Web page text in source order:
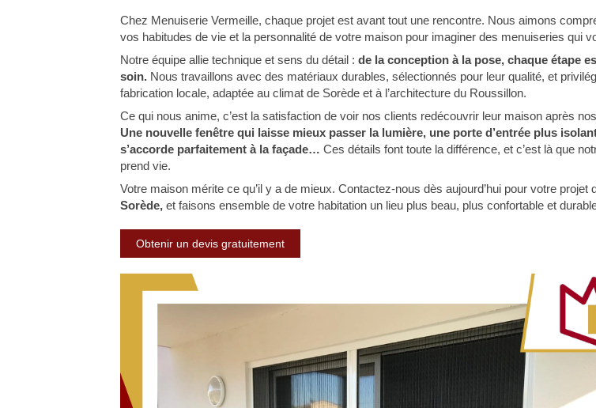
Chez Menuiserie Vermeille, chaque projet est avant tout une rencontre. Nous aimons
vos habitudes de vie et la personnalité de votre maison pour imaginer des menuiseries qui
Notre équipe allie technique et sens du détail : de la conception à la pose, chaque étape
soin. Nous travaillons avec des matériaux durables, sélectionnés pour leur qualité, et
fabrication locale, adaptée au climat de Sorède et à l’architecture du Roussillon.
Ce qui nous anime, c’est la satisfaction de voir nos clients redécouvrir leur maison après
Une nouvelle fenêtre qui laisse mieux passer la lumière, une porte d’entrée plus
s’accorde parfaitement à la façade… Ces détails font toute la différence, et c’est là que
prend vie.
Votre maison mérite ce qu’il y a de mieux. Contactez-nous dès aujourd’hui pour votre projet
Sorède, et faisons ensemble de votre habitation un lieu plus beau, plus confortable et
Obtenir un devis gratuitement